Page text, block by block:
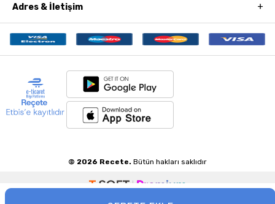
Adres & İletişim
© 2026 Recete. Bütün hakları saklıdır